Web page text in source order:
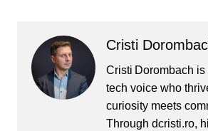
Ideea e alta, individul
asta e arestat sub
acuzaţia de instigare la…
Cristi
Cristi Dorombach
tech voice who
curiosity meets
Through dcristi.ro,